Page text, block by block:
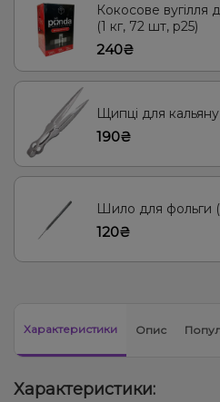
Кола, Прянощі/Спеції Апельсин,
Апельсин, Вишня/Черешня,
Лимон Виноград Груша/Дюшес
Кокосове вугілля
(1 кг, 72 шт, р25)
240₴
Щипці для
190₴
Шило для фольги
120₴
Характеристики Опис
Характеристики: